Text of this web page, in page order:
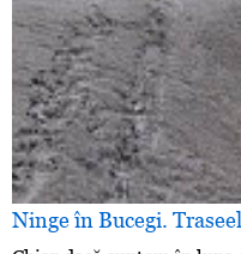
Ninge în Bucegi.